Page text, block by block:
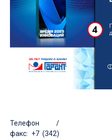
Телефон /
факс: +7 (342)